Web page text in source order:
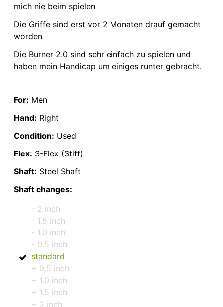
mich nie beim spielen
Die Griffe sind erst vor 2 Monaten drauf gemacht
worden
Die Burner 2.0 sind sehr einfach zu spielen und
haben mein Handicap um einiges runter gebracht.
For: Men
Hand: Right
Condition: Used
Flex: S-Flex (Stiff)
Shaft: Steel Shaft
Shaft changes:
- 2 inch
- 1.5 inch
- 1.0 inch
- 0.5 inch
standard
+ 0.5 inch
+ 1.0 inch
+ 1.5 inch
+ 2 inch